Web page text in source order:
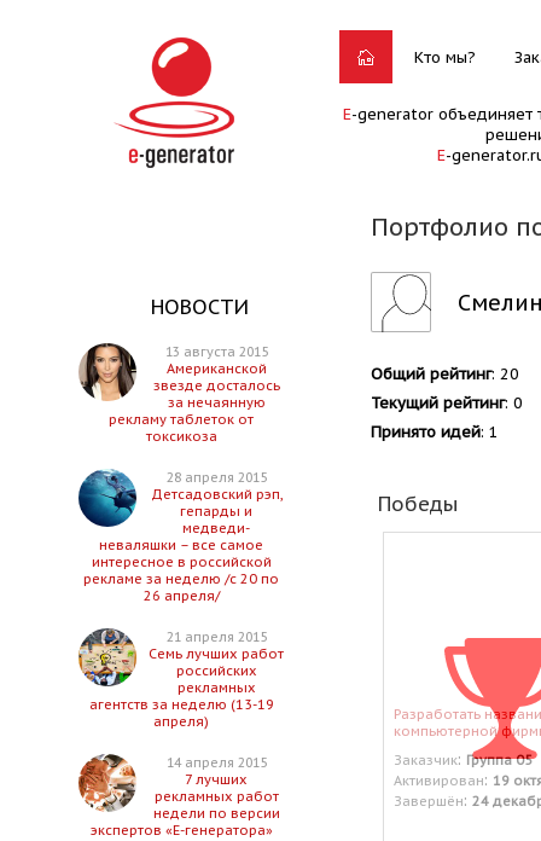
Кто мы?
E-generator объединяет
E-
Портфолио
НОВОСТИ
13 августа 2015
Американской
звезде досталось
за нечаянную
рекламу таблеток от
токсикоза
28 апреля 2015
Детсадовский рэп,
гепарды и
медведи-
неваляшки – все самое
интересное в российской
рекламе за неделю /с 20 по
26 апреля/
21 апреля 2015
Семь лучших работ
российских
рекламных
агентств за неделю (13-19
апреля)
14 апреля 2015
7 лучших
рекламных работ
недели по версии
экспертов «Е-генератора»
Общий рейтинг: 20
Текущий рейтинг: 0
Принято идей: 1
Победы
Разработать
компьютерной
Заказчик: Группа 05
Активирован: 19
Завершён: 24